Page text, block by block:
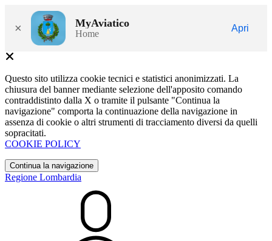
× MyAviatico
Home
Apri
Questo sito utilizza cookie tecnici e statistici anonimizzati. La
chiusura del banner mediante selezione dell'apposito comando
contraddistinto dalla X o tramite il pulsante "Continua la
navigazione" comporta la continuazione della navigazione in
assenza di cookie o altri strumenti di tracciamento diversi da quelli
sopracitati.
COOKIE POLICY
Continua la navigazione
Regione Lombardia